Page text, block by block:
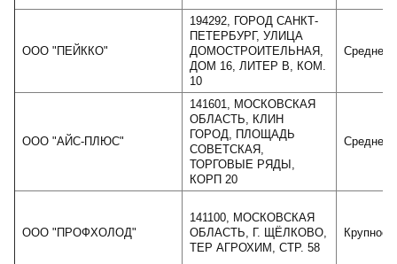
ООО "ПЕЙККО"
194292, ГОРОД САНКТ-
ПЕТЕРБУРГ, УЛИЦА
ДОМОСТРОИТЕЛЬНАЯ,
ДОМ 16, ЛИТЕР В, КОМ.
10
Среднее
ООО "АЙС-ПЛЮС"
141601, МОСКОВСКАЯ
ОБЛАСТЬ, КЛИН
ГОРОД, ПЛОЩАДЬ
СОВЕТСКАЯ,
ТОРГОВЫЕ РЯДЫ,
КОРП 20
Среднее
ООО "ПРОФХОЛОД"
141100, МОСКОВСКАЯ
ОБЛАСТЬ, Г. ЩЁЛКОВО,
ТЕР АГРОХИМ, СТР. 58
Крупное